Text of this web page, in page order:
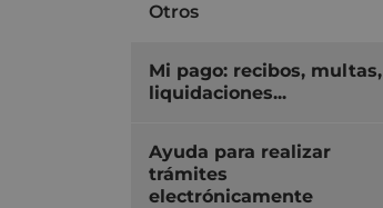
Otros
Mi pago: recibos, multas,
liquidaciones...
Ayuda para realizar
trámites
electrónicamente